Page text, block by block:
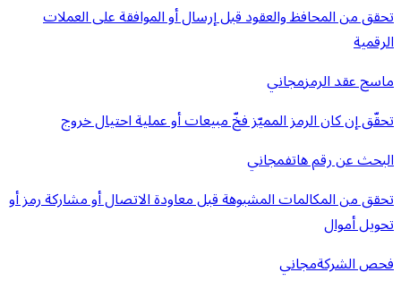
تحقق من المحافظ والعقود قبل إرسال أو الموافقة على العملات
الرقمية
ماسح عقد الرمزمجاني
تحقّق إن كان الرمز المميّز فخّ مبيعات أو عملية احتيال خروج
البحث عن رقم هاتفمجاني
تحقق من المكالمات المشبوهة قبل معاودة الاتصال أو مشاركة رمز أو
تحويل أموال
فحص الشركةمجاني